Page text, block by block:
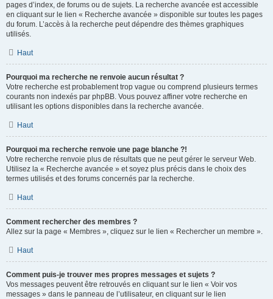
pages d’index, de forums ou de sujets. La recherche avancée est accessible
en cliquant sur le lien « Recherche avancée » disponible sur toutes les pages
du forum. L’accès à la recherche peut dépendre des thèmes graphiques
utilisés.
Haut
Pourquoi ma recherche ne renvoie aucun résultat ?
Votre recherche est probablement trop vague ou comprend plusieurs termes
courants non indexés par phpBB. Vous pouvez affiner votre recherche en
utilisant les options disponibles dans la recherche avancée.
Haut
Pourquoi ma recherche renvoie une page blanche ?!
Votre recherche renvoie plus de résultats que ne peut gérer le serveur Web.
Utilisez la « Recherche avancée » et soyez plus précis dans le choix des
termes utilisés et des forums concernés par la recherche.
Haut
Comment rechercher des membres ?
Allez sur la page « Membres », cliquez sur le lien « Rechercher un membre ».
Haut
Comment puis-je trouver mes propres messages et sujets ?
Vos messages peuvent être retrouvés en cliquant sur le lien « Voir vos
messages » dans le panneau de l’utilisateur, en cliquant sur le lien